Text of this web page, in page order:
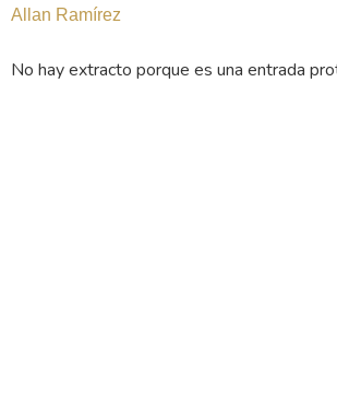
Allan Ramírez
No hay extracto porque es una entrada